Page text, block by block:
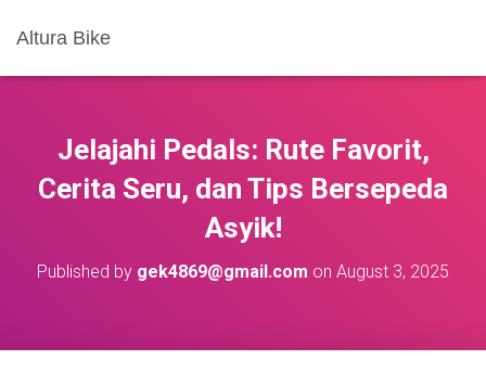
Altura Bike
Jelajahi Pedals: Rute Favorit,
Cerita Seru, dan Tips Bersepeda
Asyik!
Published by gek4869@gmail.com on August 3, 2025